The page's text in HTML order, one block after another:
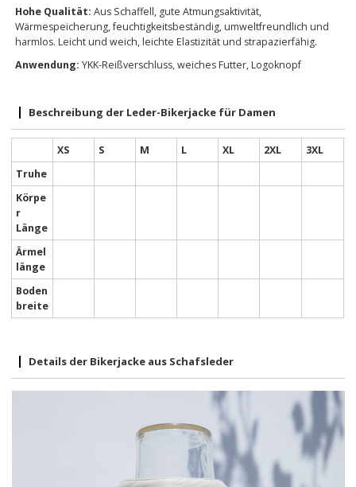
Hohe Qualität: Aus Schaffell, gute Atmungsaktivität,
Wärmespeicherung, feuchtigkeitsbeständig, umweltfreundlich und
harmlos. Leicht und weich, leichte Elastizität und strapazierfähig.
Anwendung: YKK-Reißverschluss, weiches Futter, Logoknopf
Beschreibung der Leder-Bikerjacke für Damen
XS S M L XL 2XL
3XL
Truhe
Körpe
r
Länge
Ärmel
länge
Boden
breite
Details der Bikerjacke aus Schafsleder